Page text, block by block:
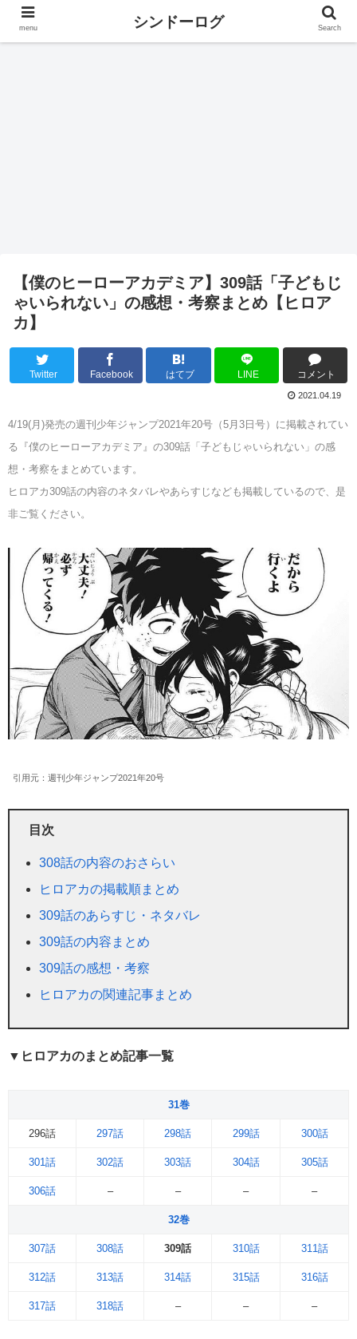
【僕のヒーローアカデミア】309話「子どもじ
ゃいられない」の感想・考察まとめ【ヒロア
カ】
Twitter Facebook はてブ LINE コメント
2021.04.19
4/19(月)発売の週刊少年ジャンプ2021年20号（5月3日号）に掲載されてい
る『僕のヒーローアカデミア』の309話「子どもじゃいられない」の感
想・考察をまとめています。
ヒロアカ309話の内容のネタバレやあらすじなども掲載しているので、是
非ご覧ください。
引用元：週刊少年ジャンプ2021年20号
目次
308話の内容のおさらい
ヒロアカの掲載順まとめ
309話のあらすじ・ネタバレ
309話の内容まとめ
309話の感想・考察
ヒロアカの関連記事まとめ
▼ヒロアカのまとめ記事一覧
31巻
296話 297話 298話 299話 300話
301話 302話 303話 304話 305話
306話 – – – –
32巻
307話 308話 309話 310話 311話
312話 313話 314話 315話 316話
317話 318話 – – –
menu シンドーログ Search